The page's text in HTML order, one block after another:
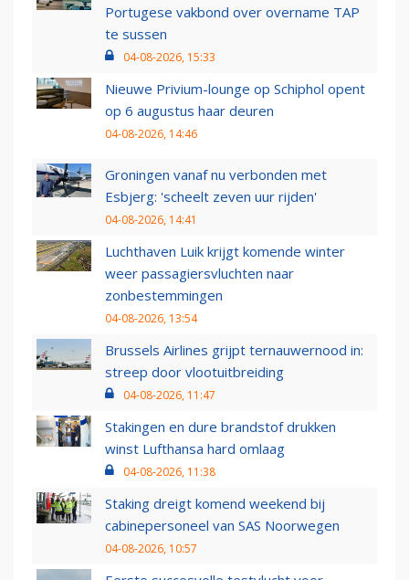
Portugese vakbond over overname TAP
te sussen
04-08-2026, 15:33
Nieuwe Privium-lounge op Schiphol opent
op 6 augustus haar deuren
04-08-2026, 14:46
Groningen vanaf nu verbonden met
Esbjerg: 'scheelt zeven uur rijden'
04-08-2026, 14:41
Luchthaven Luik krijgt komende winter
weer passagiersvluchten naar
zonbestemmingen
04-08-2026, 13:54
Brussels Airlines grijpt ternauwernood in:
streep door vlootuitbreiding
04-08-2026, 11:47
Stakingen en dure brandstof drukken
winst Lufthansa hard omlaag
04-08-2026, 11:38
Staking dreigt komend weekend bij
cabinepersoneel van SAS Noorwegen
04-08-2026, 10:57